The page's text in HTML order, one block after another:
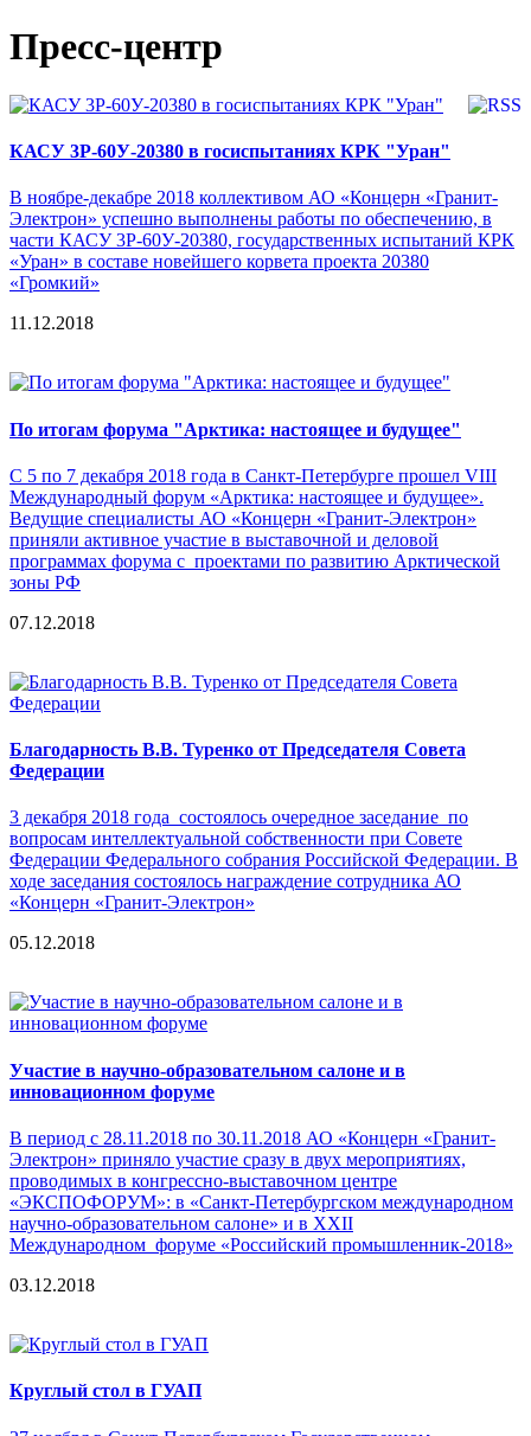
Пресс-центр
КАСУ 3Р-60У-20380 в госиспытаниях КРК "Уран"
В ноябре-декабре 2018 коллективом АО «Концерн «Гранит-
Электрон» успешно выполнены работы по обеспечению, в
части КАСУ 3Р-60У-20380, государственных испытаний КРК
«Уран» в составе новейшего корвета проекта 20380
«Громкий»
11.12.2018
По итогам форума "Арктика: настоящее и будущее"
С 5 по 7 декабря 2018 года в Санкт-Петербурге прошел VIII
Международный форум «Арктика: настоящее и будущее».
Ведущие специалисты АО «Концерн «Гранит-Электрон»
приняли активное участие в выставочной и деловой
программах форума с проектами по развитию Арктической
зоны РФ
07.12.2018
Благодарность В.В. Туренко от Председателя Совета
Федерации
3 декабря 2018 года состоялось очередное заседание по
вопросам интеллектуальной собственности при Совете
Федерации Федерального собрания Российской Федерации. В
ходе заседания состоялось награждение сотрудника АО
«Концерн «Гранит-Электрон»
05.12.2018
Участие в научно-образовательном салоне и в
инновационном форуме
В период с 28.11.2018 по 30.11.2018 АО «Концерн «Гранит-
Электрон» приняло участие сразу в двух мероприятиях,
проводимых в конгрессно-выставочном центре
«ЭКСПОФОРУМ»: в «Санкт-Петербургском международном
научно-образовательном салоне» и в XXII
Международном форуме «Российский промышленник-2018»
03.12.2018
Круглый стол в ГУАП